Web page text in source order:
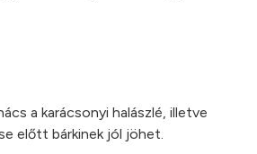
a karácsonyi halászlé, illetve
előtt bárkinek jól jöhet.